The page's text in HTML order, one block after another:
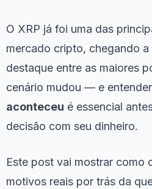
O XRP já foi uma das
mercado cripto, chegando
destaque entre as maiores
cenário mudou — e entender
aconteceu é essencial
decisão com seu dinheiro.
Este post vai mostrar como
motivos reais por trás da